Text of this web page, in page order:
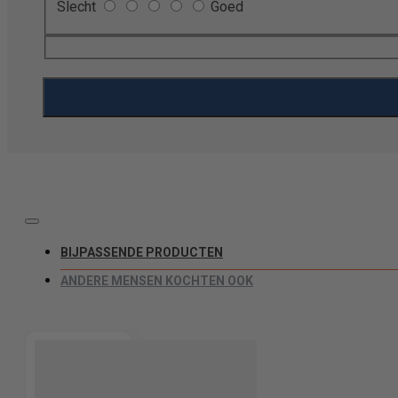
Slecht
Goed
BIJPASSENDE PRODUCTEN
ANDERE MENSEN KOCHTEN OOK